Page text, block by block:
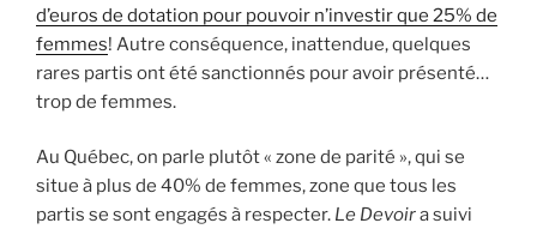
d’euros de dotation pour pouvoir n’investir que 25% de
femmes! Autre conséquence, inattendue, quelques
rares partis ont été sanctionnés pour avoir présenté…
trop de femmes.
Au Québec, on parle plutôt « zone de parité », qui se
situe à plus de 40% de femmes, zone que tous les
partis se sont engagés à respecter. Le Devoira suivi